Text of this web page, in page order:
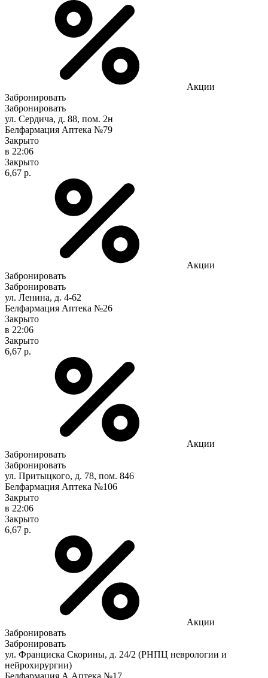
Акции
Забронировать
Забронировать
ул. Сердича, д. 88, пом. 2н
Белфармация Аптека №79
Закрыто
в 22:06
Закрыто
6,67 р.
Акции
Забронировать
Забронировать
ул. Ленина, д. 4-62
Белфармация Аптека №26
Закрыто
в 22:06
Закрыто
6,67 р.
Акции
Забронировать
Забронировать
ул. Притыцкого, д. 78, пом. 846
Белфармация Аптека №106
Закрыто
в 22:06
Закрыто
6,67 р.
Акции
Забронировать
Забронировать
ул. Франциска Скорины, д. 24/2 (РНПЦ неврологии и
нейрохирургии)
Белфармация А Аптека №17